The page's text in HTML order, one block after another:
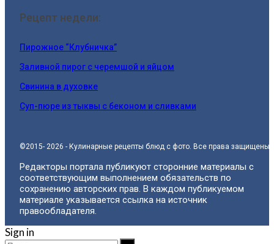
Рецепт недели:
Пирожное “Клубничка”
Заливной пирог с черемшой и яйцом
Свинина в духовке
Суп-пюре из тыквы с беконом и сливками
©2015- 2026 - Кулинарные рецепты блюд с фото. Все права защищены.
Редакторы портала публикуют сторонние материалы с
соответствующим выполнением обязательств по
сохранению авторских прав. В каждом публикуемом
материале указывается ссылка на источник
правообладателя.
Sign in